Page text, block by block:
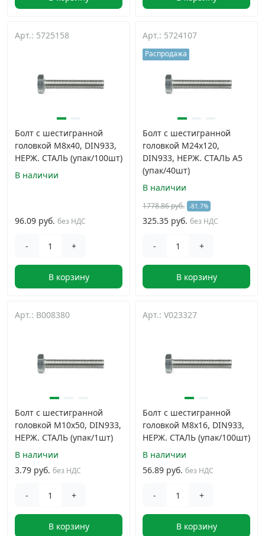
Арт.: 5725158
Болт с шестигранной
головкой M8х40, DIN933,
НЕРЖ. СТАЛЬ (упак/100шт)
В наличии
96.09 руб. без НДС
- +
В корзину
Арт.: 5724107
Распродажа
Болт с шестигранной
головкой M24х120,
DIN933, НЕРЖ. СТАЛЬ A5
(упак/40шт)
В наличии
1778.86 руб. -81.7%
325.35 руб. без НДС
- +
В корзину
Арт.: B008380
Болт с шестигранной
головкой M10х50, DIN933,
НЕРЖ. СТАЛЬ (упак/1шт)
В наличии
3.79 руб. без НДС
- +
В корзину
Арт.: V023327
Болт с шестигранной
головкой M8х16, DIN933,
НЕРЖ. СТАЛЬ (упак/100шт)
В наличии
56.89 руб. без НДС
- +
В корзину